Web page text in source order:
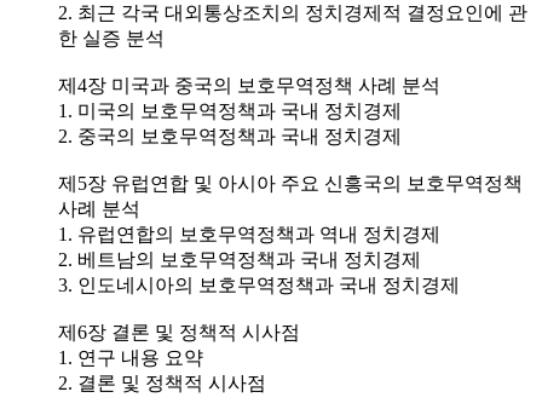
2. 최근 각국 대외통상조치의 정치경제적 결정요인에 관
한 실증 분석
제4장 미국과 중국의 보호무역정책 사례 분석
1. 미국의 보호무역정책과 국내 정치경제
2. 중국의 보호무역정책과 국내 정치경제
제5장 유럽연합 및 아시아 주요 신흥국의 보호무역정책
사례 분석
1. 유럽연합의 보호무역정책과 역내 정치경제
2. 베트남의 보호무역정책과 국내 정치경제
3. 인도네시아의 보호무역정책과 국내 정치경제
제6장 결론 및 정책적 시사점
1. 연구 내용 요약
2. 결론 및 정책적 시사점